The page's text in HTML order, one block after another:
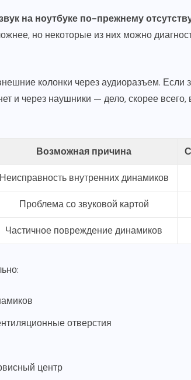
на ноутбуке по-прежнему
но некоторые из них можно
колонки через аудиоразъем. Если
и через наушники — дело, скорее всего,
Возможная причина
Неисправность внутренних динамиков
Проблема со звуковой картой
Частичное повреждение динамиков
отверстия
центр